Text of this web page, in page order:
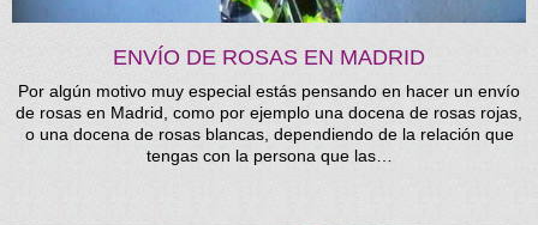
ENVÍO DE ROSAS EN MADRID
Por algún motivo muy especial estás pensando en hacer un envío
de rosas en Madrid, como por ejemplo una docena de rosas rojas,
o una docena de rosas blancas, dependiendo de la relación que
tengas con la persona que las…